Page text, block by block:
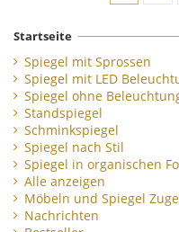
Startseite
Spiegel mit Sprossen
Spiegel mit LED
Spiegel ohne
Standspiegel
Schminkspiegel
Spiegel nach Stil
Spiegel in organischen
Alle anzeigen
Möbeln und Spiegel
Nachrichten